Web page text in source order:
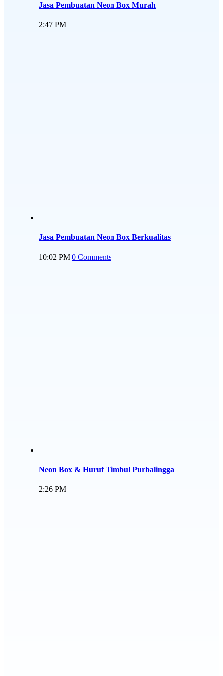
Jasa Pembuatan Neon Box Murah
2:47 PM
Jasa Pembuatan Neon Box Berkualitas
10:02 PM|0 Comments
Neon Box & Huruf Timbul Purbalingga
2:26 PM